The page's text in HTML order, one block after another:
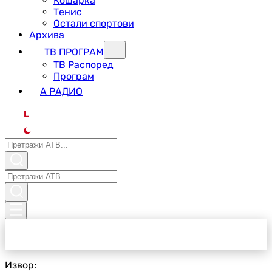
Тенис
Остали спортови
Архива
ТВ ПРОГРАМ
ТВ Распоред
Програм
А РАДИО
L
Извор: